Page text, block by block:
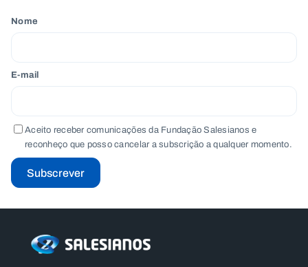
Nome
E-mail
Aceito receber comunicações da Fundação Salesianos e
reconheço que posso cancelar a subscrição a qualquer momento.
Subscrever